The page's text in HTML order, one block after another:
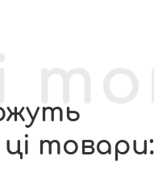
товари: